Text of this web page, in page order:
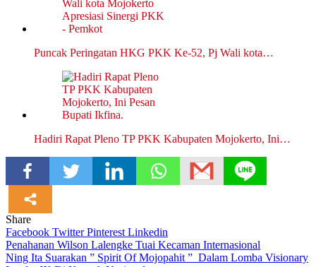
Puncak Peringatan HKG PKK Ke-52, Pj Wali kota…
Hadiri Rapat Pleno TP PKK Kabupaten Mojokerto, Ini…
Share
Facebook TwitterPinterest Linkedin
Navigasi
Penahanan Wilson Lalengke Tuai Kecaman Internasional
Ning Ita Suarakan ” Spirit Of Mojopahit ” Dalam Lomba Visionary